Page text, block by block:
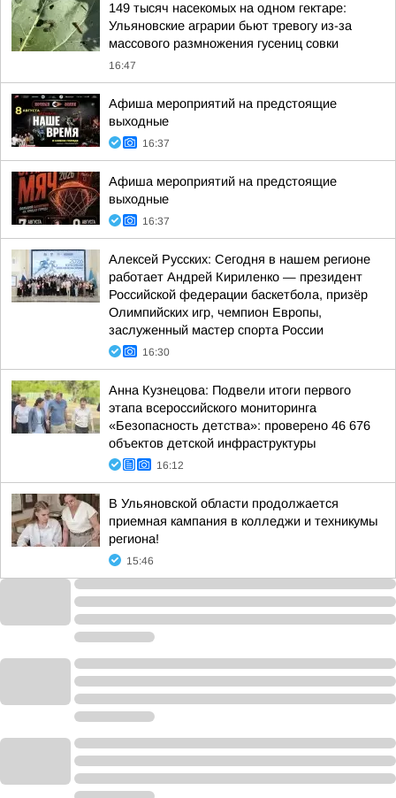
149 тысяч насекомых на одном гектаре:
Ульяновские аграрии бьют тревогу из-за
массового размножения гусениц совки
16:47
Афиша мероприятий на предстоящие
выходные
16:37
Афиша мероприятий на предстоящие
выходные
16:37
Алексей Русских: Сегодня в нашем регионе
работает Андрей Кириленко — президент
Российской федерации баскетбола, призёр
Олимпийских игр, чемпион Европы,
заслуженный мастер спорта России
16:30
Анна Кузнецова: Подвели итоги первого
этапа всероссийского мониторинга
«Безопасность детства»: проверено 46 676
объектов детской инфраструктуры
16:12
В Ульяновской области продолжается
приемная кампания в колледжи и техникумы
региона!
15:46